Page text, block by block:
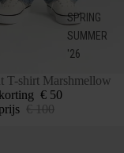
SPRING
SUMMER
'26
T-shirt Marshmellow
€ 50
€ 100